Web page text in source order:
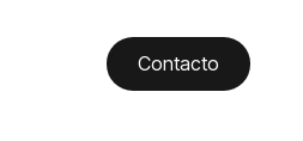
Contacto